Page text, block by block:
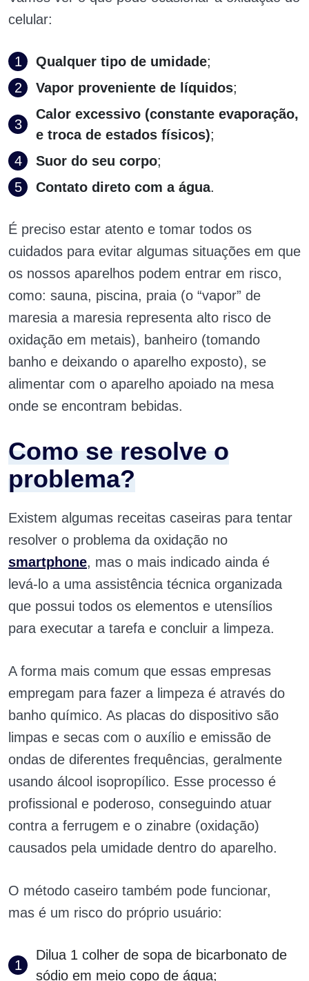
celular:
Qualquer tipo de umidade;
Vapor proveniente de líquidos;
Calor excessivo (constante evaporação,
e troca de estados físicos);
Suor do seu corpo;
Contato direto com a água.
É preciso estar atento e tomar todos os
cuidados para evitar algumas situações em que
os nossos aparelhos podem entrar em risco,
como: sauna, piscina, praia (o “vapor” de
maresia a maresia representa alto risco de
oxidação em metais), banheiro (tomando
banho e deixando o aparelho exposto), se
alimentar com o aparelho apoiado na mesa
onde se encontram bebidas.
Como se resolve o
problema?
Existem algumas receitas caseiras para tentar
resolver o problema da oxidação no
smartphone, mas o mais indicado ainda é
levá-lo a uma assistência técnica organizada
que possui todos os elementos e utensílios
para executar a tarefa e concluir a limpeza.
A forma mais comum que essas empresas
empregam para fazer a limpeza é através do
banho químico. As placas do dispositivo são
limpas e secas com o auxílio e emissão de
ondas de diferentes frequências, geralmente
usando álcool isopropílico. Esse processo é
profissional e poderoso, conseguindo atuar
contra a ferrugem e o zinabre (oxidação)
causados pela umidade dentro do aparelho.
O método caseiro também pode funcionar,
mas é um risco do próprio usuário:
Dilua 1 colher de sopa de bicarbonato de
sódio em meio copo de água;